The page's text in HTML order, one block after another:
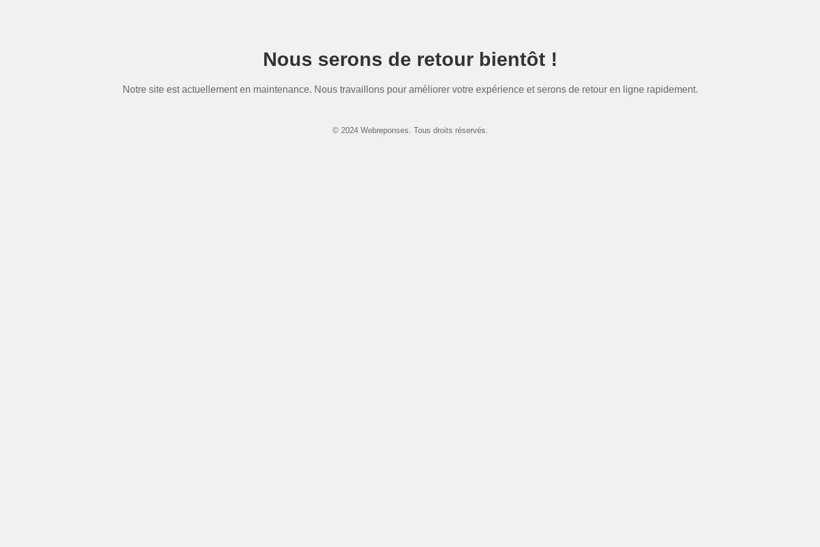
Nous serons de retour bientôt !
Notre site est actuellement en maintenance. Nous travaillons pour améliorer votre expérience et serons de retour en ligne rapidement.
© 2024 Webreponses. Tous droits réservés.